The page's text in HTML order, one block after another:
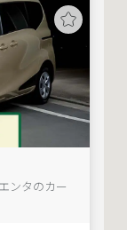
ンタのカー